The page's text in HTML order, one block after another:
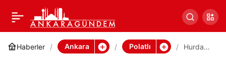
Haberler Ankara Polatlı
Hurdacı
Hurdacıdan Aldığı
Kasadan Ziynet Eşyası
Paylaş